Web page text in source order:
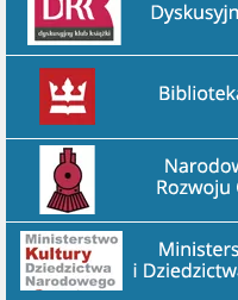
Przejdź na stronę
Przejdź na stronę
Przejdź na stronę